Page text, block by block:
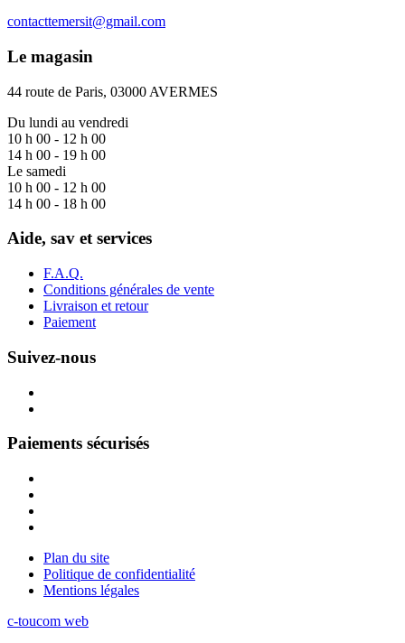
contacttemersit@gmail.com
Le magasin
44 route de Paris, 03000 AVERMES
Du lundi au vendredi
10 h 00 - 12 h 00
14 h 00 - 19 h 00
Le samedi
10 h 00 - 12 h 00
14 h 00 - 18 h 00
Aide, sav et services
F.A.Q.
Conditions générales de vente
Livraison et retour
Paiement
Suivez-nous
Paiements sécurisés
Plan du site
Politique de confidentialité
Mentions légales
c-toucom web